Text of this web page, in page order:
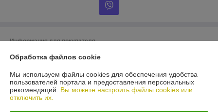
Информация для покупателя
Юридическое лицо:ООО «БигВал»
Регистрационный номер ЕГР: 193084737
УНП: 193084737
Регистрационный орган: Минский горисполком
Обработка файлов cookie
Мы используем файлы cookies для обеспечения удобства
пользователей портала и предоставления персональных
рекомендаций. Вы можете настроить файлы cookies или
отключить их.